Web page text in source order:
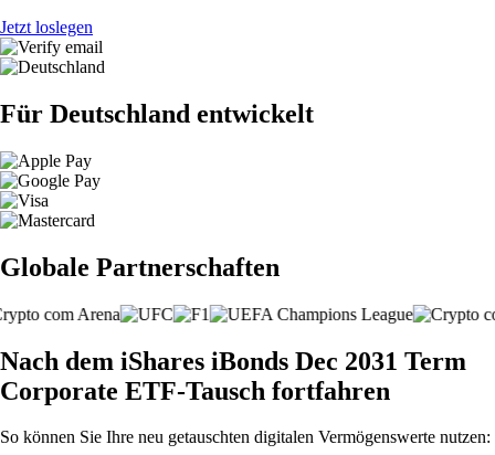
Jetzt loslegen
Für Deutschland entwickelt
Globale Partnerschaften
Nach dem iShares iBonds Dec 2031 Term
Corporate ETF-Tausch fortfahren
So können Sie Ihre neu getauschten digitalen Vermögenswerte nutzen: